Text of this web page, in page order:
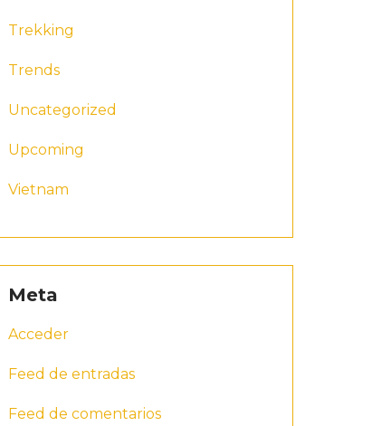
Trekking
Trends
Uncategorized
Upcoming
Vietnam
Meta
Acceder
Feed de entradas
Feed de comentarios